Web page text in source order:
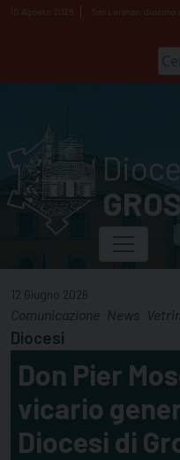
Skip10 Agosto 2026
San Lorenzo,
12 Giugno 2026
Comunicazione News
Diocesi
Don Pier
vicario
Diocesi di